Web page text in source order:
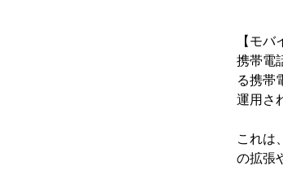
【モ
携帯電
る携帯
運用さ
これは
の拡張